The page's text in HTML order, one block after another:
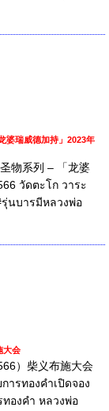
婆瑞威德加持」2023年
物系列 – 「龙婆
วัดตะโก วาระ
นบารมีหลวงพ่อ
大会
）柴义布施大会
ารทองคำเปิดจอง
องคำ หลวงพ่อ